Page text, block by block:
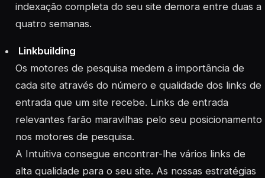
indexação completa do seu site demora entre duas a
quatro semanas.
Linkbuilding
Os motores de pesquisa medem a importância de
cada site através do número e qualidade dos links de
entrada que um site recebe. Links de entrada
relevantes farão maravilhas pelo seu posicionamento
nos motores de pesquisa.
A Intuitiva consegue encontrar-lhe vários links de
alta qualidade para o seu site. As nossas estratégias